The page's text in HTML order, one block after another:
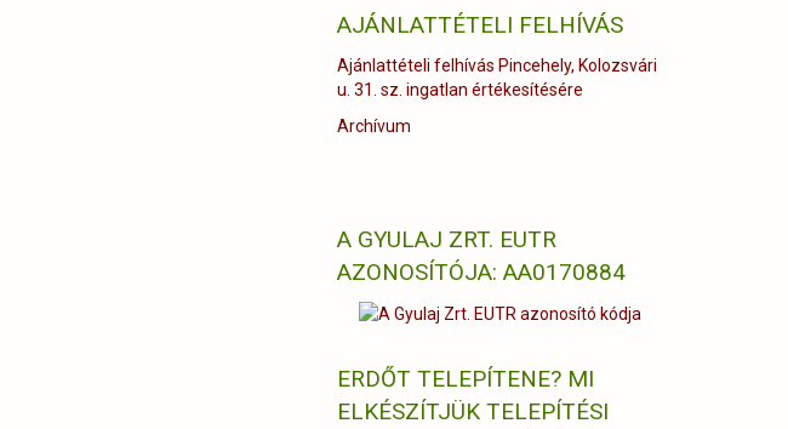
AJÁNLATTÉTELI FELHÍVÁS
Ajánlattételi felhívás Pincehely, Kolozsvári
u. 31. sz. ingatlan értékesítésére
Archívum
A GYULAJ ZRT. EUTR
AZONOSÍTÓJA: AA0170884
ERDŐT TELEPÍTENE? MI
ELKÉSZÍTJÜK TELEPÍTÉSI